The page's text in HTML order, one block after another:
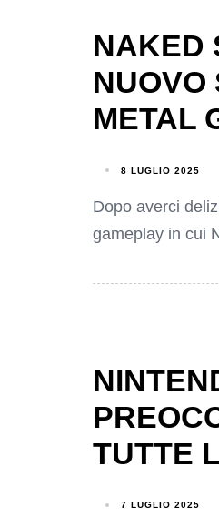
NAKED
NUOVO
METAL
8 LUGLIO 2025
Dopo averci
gameplay in cui
TUTTE
7 LUGLIO 2025